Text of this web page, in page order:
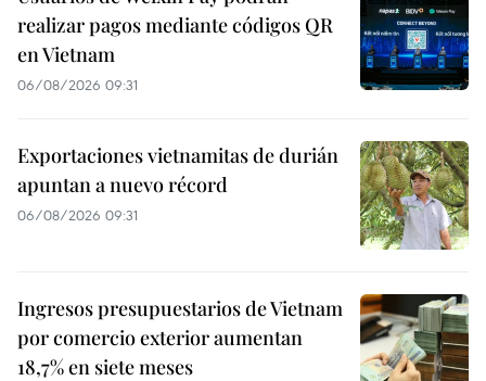
realizar pagos mediante códigos QR
en Vietnam
06/08/2026 09:31
Exportaciones vietnamitas de durián
apuntan a nuevo récord
06/08/2026 09:31
Ingresos presupuestarios de Vietnam
por comercio exterior aumentan
18,7% en siete meses